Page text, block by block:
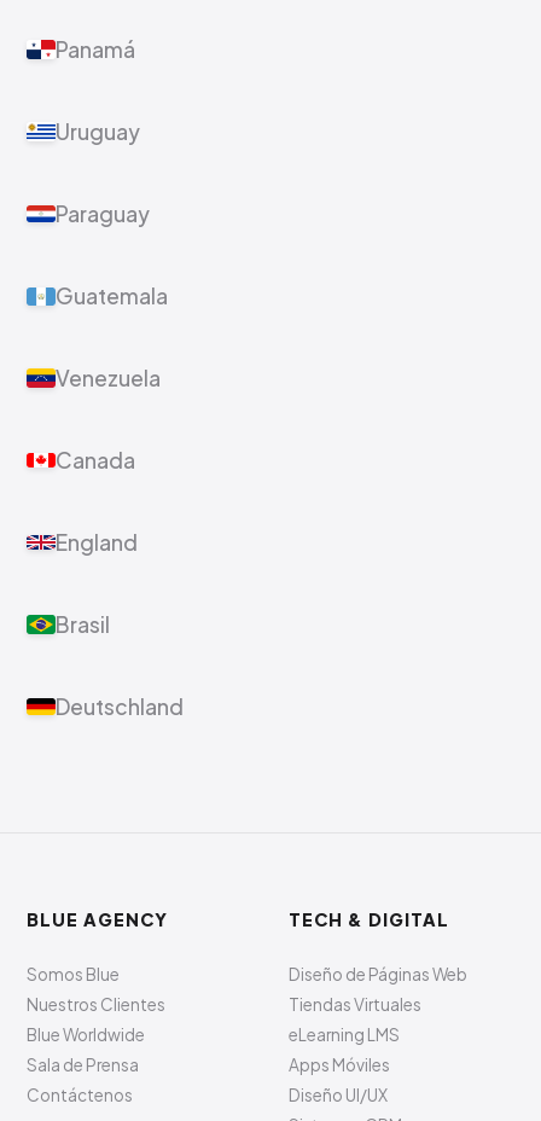
Panamá
Uruguay
Paraguay
Guatemala
Venezuela
Canada
England
Brasil
Deutschland
BLUE AGENCY
Somos Blue
Nuestros Clientes
Blue Worldwide
Sala de Prensa
Contáctenos
TECH & DIGITAL
Diseño de Páginas Web
Tiendas Virtuales
eLearning LMS
Apps Móviles
Diseño UI/UX